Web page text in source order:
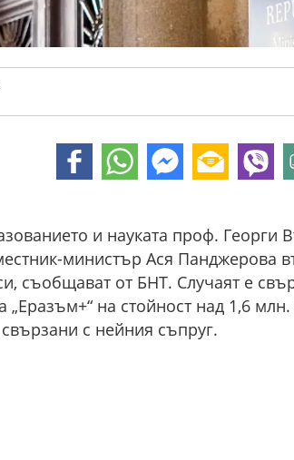
и науката проф. Георги
министър Ася Панджерова
съобщават от БНТ. Случаят е
„Еразъм+“ на стойност над 1,6
с нейния съпруг.